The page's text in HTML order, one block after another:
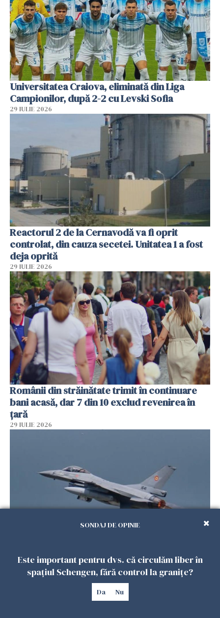
Universitatea Craiova, eliminată din Liga
Campionilor, după 2-2 cu Levski Sofia
29 IULIE 2026
Reactorul 2 de la Cernavodă va fi oprit
controlat, din cauza secetei. Unitatea 1 a fost
deja oprită
29 IULIE 2026
Românii din străinătate trimit în continuare
bani acasă, dar 7 din 10 exclud revenirea în
țară
29 IULIE 2026
Două avioane ridicate de la sol
27 IULIE 2026
SONDAJ DE OPINIE
Este important pentru dvs. că circulăm liber în
spațiul Schengen, fără control la granițe?
Da Nu